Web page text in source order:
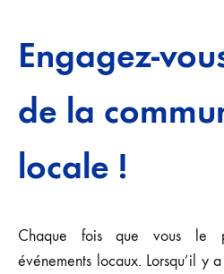
Engagez-
de la
locale !
Chaque fois que vous le
événements locaux. Lorsqu’il y